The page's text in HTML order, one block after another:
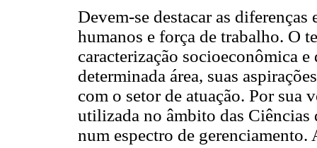
Devem-se destacar as diferenças
humanos e força de trabalho. O
caracterização socioeconômica
determinada área, suas
com o setor de atuação. Por sua
utilizada no âmbito das Ciências
num espectro de